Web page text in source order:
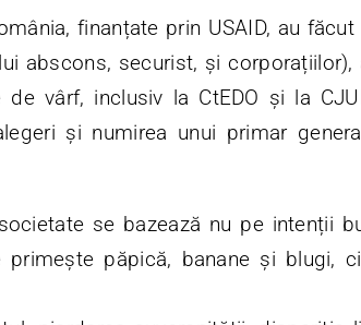
finanțate prin USAID, au
abscons, securist, și
de vârf, inclusiv la CtEDO și la
și numirea unui primar
se bazează nu pe intenții
primește păpică, banane și blugi,